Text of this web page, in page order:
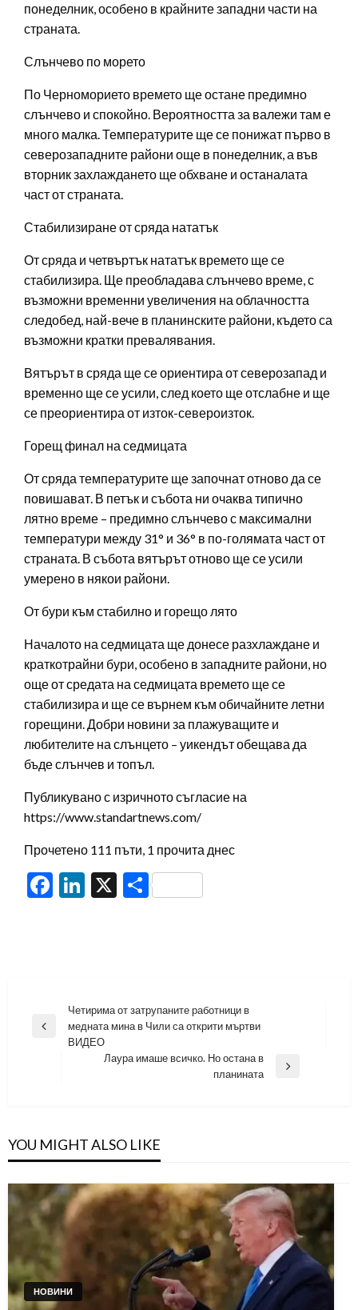
понеделник, особено в крайните западни части на
страната.
Слънчево по морето
По Черноморието времето ще остане предимно
слънчево и спокойно. Вероятността за валежи там е
много малка. Температурите ще се понижат първо в
северозападните райони още в понеделник, а във
вторник захлаждането ще обхване и останалата
част от страната.
Стабилизиране от сряда нататък
От сряда и четвъртък нататък времето ще се
стабилизира. Ще преобладава слънчево време, с
възможни временни увеличения на облачността
следобед, най-вече в планинските райони, където са
възможни кратки превалявания.
Вятърът в сряда ще се ориентира от северозапад и
временно ще се усили, след което ще отслабне и ще
се преориентира от изток-североизток.
Горещ финал на седмицата
От сряда температурите ще започнат отново да се
повишават. В петък и събота ни очаква типично
лятно време – предимно слънчево с максимални
температури между 31° и 36° в по-голямата част от
страната. В събота вятърът отново ще се усили
умерено в някои райони.
От бури към стабилно и горещо лято
Началото на седмицата ще донесе разхлаждане и
краткотрайни бури, особено в западните райони, но
още от средата на седмицата времето ще се
стабилизира и ще се върнем към обичайните летни
горещини. Добри новини за плажуващите и
любителите на слънцето – уикендът обещава да
бъде слънчев и топъл.
Публикувано с изричното съгласие на
https://www.standartnews.com/
Прочетено 111 пъти, 1 прочита днес
Facebook
LinkedIn
X Share
Навигация
Previous
Четирима от затрупаните работници в
медната мина в Чили са открити мъртви
ВИДЕО
Лаура имаше всичко. Но остана в
планината
YOU MIGHT ALSO LIKE
НОВИНИ